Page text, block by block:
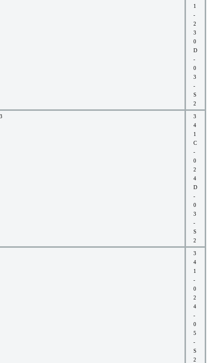
1
-
2
3
0
D
-
0
3
-
S
2
3
4
1
C
-
0
2
4
D
-
0
3
-
S
2
3
4
1
-
0
2
4
-
0
5
-
S
2